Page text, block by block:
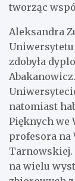
tworząc
Aleksandra
zdobyła
natomiast
Pięknych we
profesora na
Tarnowskiej.
na wielu